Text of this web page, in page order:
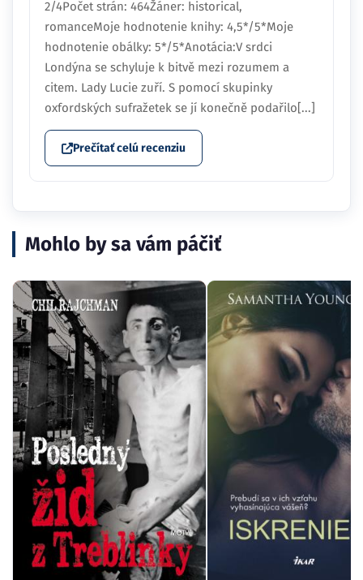
2/4Počet strán: 464Žáner: historical,
romanceMoje hodnotenie knihy: 4,5*/5*Moje
hodnotenie obálky: 5*/5*Anotácia:V srdci
Londýna se schyluje k bitvě mezi rozumem a
citem. Lady Lucie zuří. S pomocí skupinky
oxfordských sufražetek se jí konečně podařilo[...]
Prečítať celú recenziu
Mohlo by sa vám páčiť